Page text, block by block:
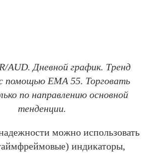
AUD. Дневной график. Тренд
помощью ЕМА 55. Торговать
по направлению основной
тенденции.
можно использовать
индикаторы,